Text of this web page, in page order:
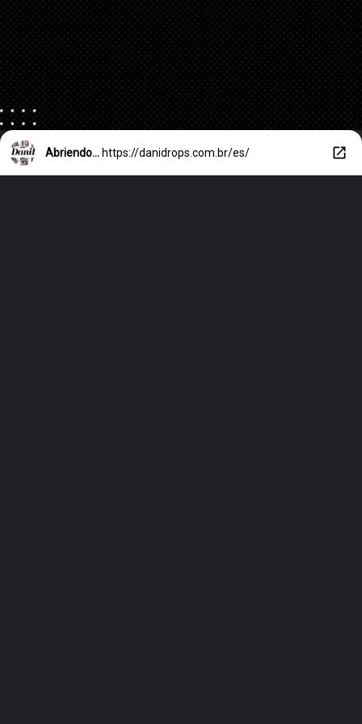
Abriendo... https://danidrops.com.br/es/